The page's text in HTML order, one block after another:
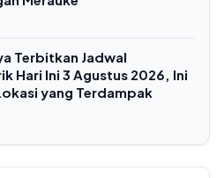
Terbitkan Jadwal
Hari Ini 3 Agustus 2026, Ini
yang Terdampak